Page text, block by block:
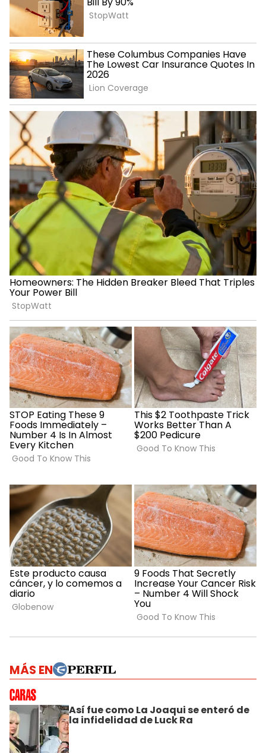
MÁS EN
Así fue como La Joaqui se enteró de
la infidelidad de Luck Ra